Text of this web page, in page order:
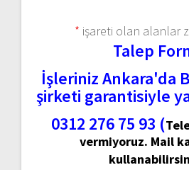
* işareti olan alanlar
Talep
İşleriniz Ankara'da
şirketi garantisiyle
0312 276 75 93 (
vermiyoruz. Mail